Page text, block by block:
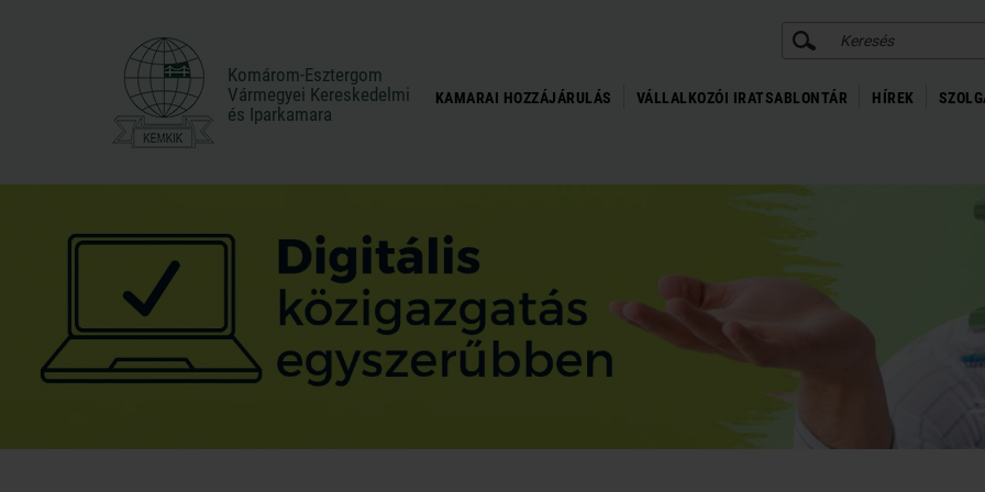
Komárom-Esztergom
Vármegyei Kereskedelmi
és Iparkamara
Komárom-Esztergom
Vármegyei Kereskedelmi
és Iparkamara
KERESÉS
KAMARAI HOZZÁJÁRULÁS VÁLLALKOZÓI IRATSABLONTÁR HÍREK